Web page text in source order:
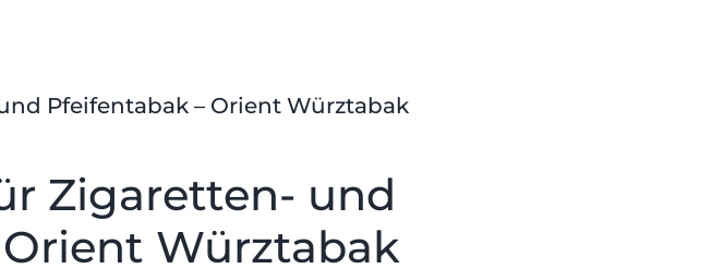
Pfeifentabak – Orient Würztabak
Zigaretten- und
Würztabak